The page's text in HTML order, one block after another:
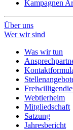
Kampagnen
Über uns
Wer wir sind
Was wir tun
Webtierheim
Mitgliedschaft
Satzung
Jahresbericht